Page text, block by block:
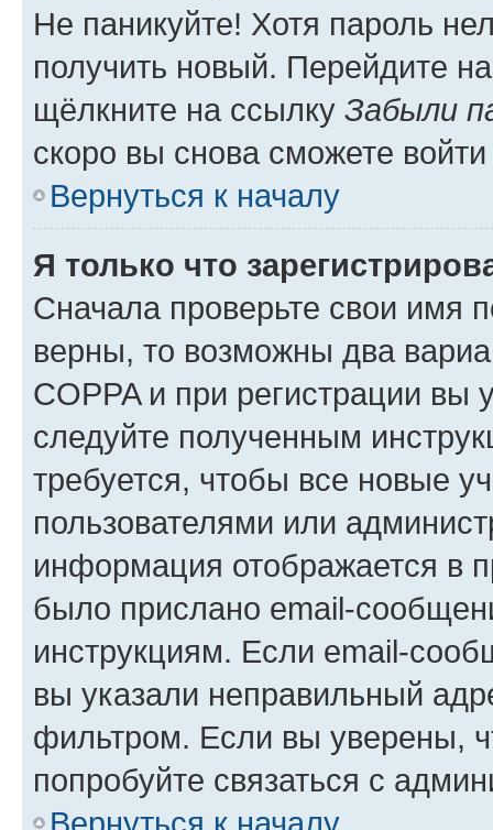
Не паникуйте! Хотя пароль
получить новый. Перейдите
щёлкните на ссылку Забыли
скоро вы снова сможете
Вернуться к началу
Я только что
Сначала проверьте свои имя
верны, то возможны два
COPPA и при регистрации вы
следуйте полученным
требуется, чтобы все новые
пользователями или
информация отображается в
было прислано email-
инструкциям. Если email-
вы указали неправильный
фильтром. Если вы уверены,
попробуйте связаться с
Вернуться к началу